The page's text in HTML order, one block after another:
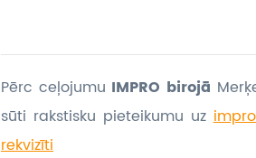
Pērc ceļojumu IMPRO birojā
sūti rakstisku pieteikumu uz
rekvizīti